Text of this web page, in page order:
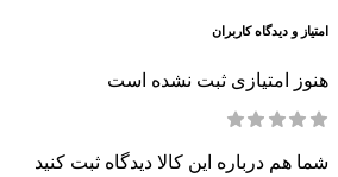
امتیاز و دیدگاه کاربران
هنوز امتیازی ثبت نشده است
شما هم درباره این کالا دیدگاه ثبت کنید